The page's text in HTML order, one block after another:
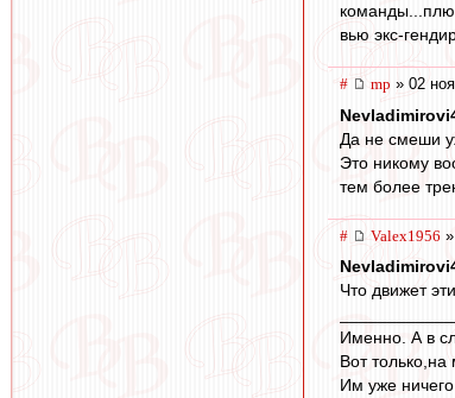
вью экс-
# mp » 02
Да не смеши
Это никому
тем более
# Valex1956
Что движет
Именно. А в
Вот
Им уже